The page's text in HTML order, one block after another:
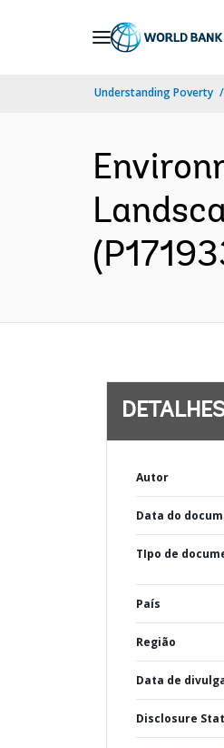
Understanding Poverty
Autor
Data do
TIpo de
País
Região
Data de
Disclosure